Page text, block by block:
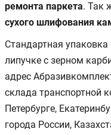
ремонта паркета. Так
сухого шлифования
Стандартная
липучке с зерном
адрес
склада транспортной
Петербурге,
города России,